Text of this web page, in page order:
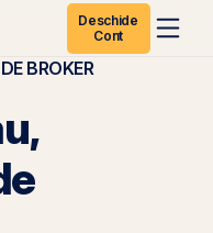
Deschide
Cont
BROKER